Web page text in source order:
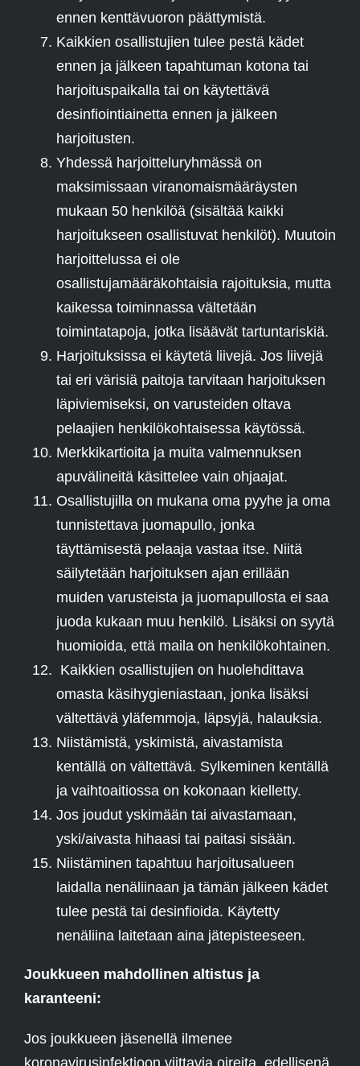
ennen kenttävuoron päättymistä.
Kaikkien osallistujien tulee pestä kädet
ennen ja jälkeen tapahtuman kotona tai
harjoituspaikalla tai on käytettävä
desinfiointiainetta ennen ja jälkeen
harjoitusten.
Yhdessä harjoitteluryhmässä on
maksimissaan viranomaismääräysten
mukaan 50 henkilöä (sisältää kaikki
harjoitukseen osallistuvat henkilöt). Muutoin
harjoittelussa ei ole
osallistujamääräkohtaisia rajoituksia, mutta
kaikessa toiminnassa vältetään
toimintatapoja, jotka lisäävät tartuntariskiä.
Harjoituksissa ei käytetä liivejä. Jos liivejä
tai eri värisiä paitoja tarvitaan harjoituksen
läpiviemiseksi, on varusteiden oltava
pelaajien henkilökohtaisessa käytössä.
Merkkikartioita ja muita valmennuksen
apuvälineitä käsittelee vain ohjaajat.
Osallistujilla on mukana oma pyyhe ja oma
tunnistettava juomapullo, jonka
täyttämisestä pelaaja vastaa itse. Niitä
säilytetään harjoituksen ajan erillään
muiden varusteista ja juomapullosta ei saa
juoda kukaan muu henkilö. Lisäksi on syytä
huomioida, että maila on henkilökohtainen.
Kaikkien osallistujien on huolehdittava
omasta käsihygieniastaan, jonka lisäksi
vältettävä yläfemmoja, läpsyjä, halauksia.
Niistämistä, yskimistä, aivastamista
kentällä on vältettävä. Sylkeminen kentällä
ja vaihtoaitiossa on kokonaan kielletty.
Jos joudut yskimään tai aivastamaan,
yski/aivasta hihaasi tai paitasi sisään.
Niistäminen tapahtuu harjoitusalueen
laidalla nenäliinaan ja tämän jälkeen kädet
tulee pestä tai desinfioida. Käytetty
nenäliina laitetaan aina jätepisteeseen.
Joukkueen mahdollinen altistus ja
karanteeni:
Jos joukkueen jäsenellä ilmenee
koronavirusinfektioon viittavia oireita, edellisenä